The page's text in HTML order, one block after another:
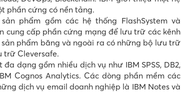
phần cứng có nền tảng.
phẩm gồm các hệ thống FlashSystem và
cung cấp phần cứng mạng để lưu trữ các kênh
phẩm băng và ngoài ra có những bộ lưu trữ
trữ Cleversafe.
dạng gồm nhiều dịch vụ như IBM SPSS, DB2,
Cognos Analytics. Các dòng phần mềm các
dịch vụ email doanh nghiệp là IBM Notes và